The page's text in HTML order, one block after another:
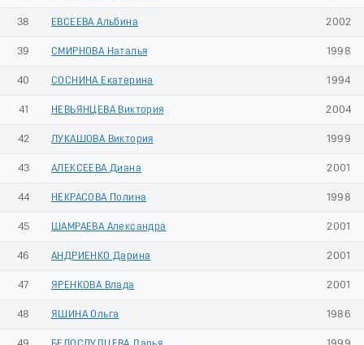
38 ЕВСЕЕВА Альбина 2002
39 СМИРНОВА Наталья 1998
40 СОСНИНА Екатерина 1994
41 НЕВЬЯНЦЕВА Виктория 2004
42 ЛУКАШОВА Виктория 1999
43 АЛЕКСЕЕВА Диана 2001
44 НЕКРАСОВА Полина 1998
45 ШАМРАЕВА Александра 2001
46 АНДРИЕНКО Дарина 2001
47 ЯРЕНКОВА Влада 2001
48 ЯШИНА Ольга 1986